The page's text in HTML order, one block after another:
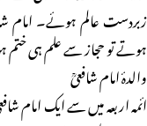
زبردست عالم ہوئے۔ امام
ہوتے تو حجاز سے علم ہی ختم
والدۂ امام شافعیؒ
ائمہ اربعہ میں سے ایک امام